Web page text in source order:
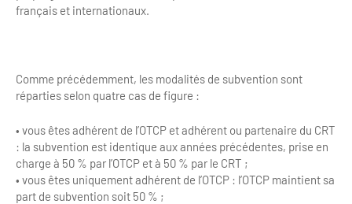
Le Label Villes et Villages Fleuris
S'investir dans le label
Remise des Prix
Grands Evènements
français et internationaux.
Comme précédemment, les modalités de subvention sont
réparties selon quatre cas de figure :
• vous êtes adhérent de l’OTCP et adhérent ou partenaire du CRT
: la subvention est identique aux années précédentes, prise en
charge à 50 % par l’OTCP et à 50 % par le CRT ;
• vous êtes uniquement adhérent de l’OTCP : l’OTCP maintient sa
part de subvention soit 50 % ;